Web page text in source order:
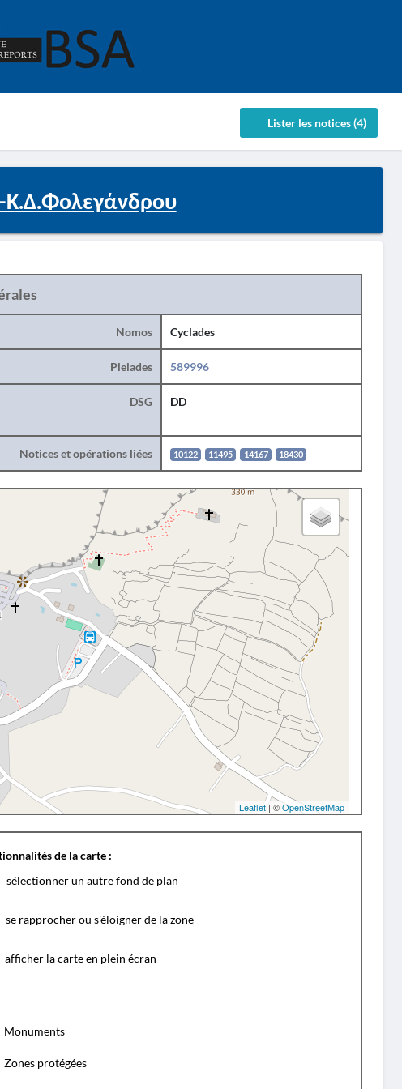
Lister les notices (4)
Nomos Cyclades
Pleiades 589996
DSG DD
Notices et opérations liées 10122 11495 14167 18430
Leaflet | ©OpenStreetMap
de la carte :
sélectionner un autre fond de plan
se rapprocher ou s'éloigner de la zone
afficher la carte en plein écran
Monuments
Zones protégées